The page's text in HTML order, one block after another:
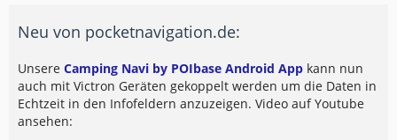
Neu von pocketnavigation.de:
Unsere Camping Navi by POIbase Android App kann nun
auch mit Victron Geräten gekoppelt werden um die Daten in
Echtzeit in den Infofeldern anzuzeigen. Video auf Youtube
ansehen: